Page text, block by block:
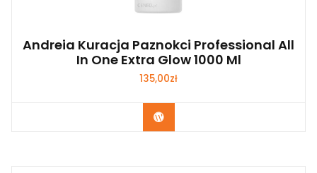
Andreia Kuracja Paznokci Professional All
In One Extra Glow 1000 Ml
135,00zł
Zobacz